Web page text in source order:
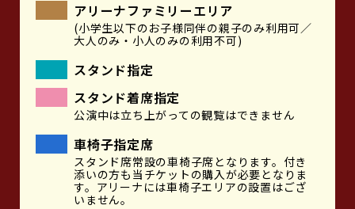
アリーナファミリーエリア
(小学生以下のお子様同伴の親子のみ利用可／
大人のみ・小人のみの利用不可)
スタンド指定
スタンド着席指定
公演中は立ち上がっての観覧はできません
車椅子指定席
スタンド席常設の車椅子席となります。付き
添いの方も当チケットの購入が必要となりま
す。アリーナには車椅子エリアの設置はござ
いません。